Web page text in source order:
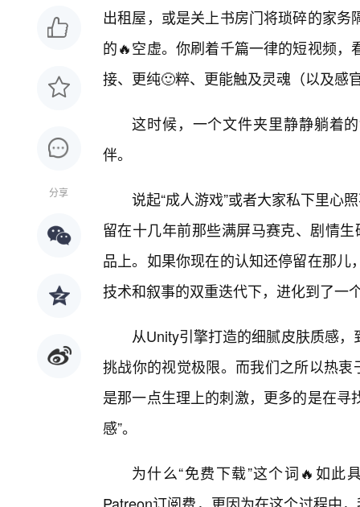
分享
出租屋，或是关上书房门将琐碎的家
的🔥空虚。你刷着千篇一律的短视频
接、更纯🙂粹、更能触及灵魂（以及感
这时候，一个文件夹里静静躺着
伴。
说起“成人游戏”或者大家私下里心
留在十几年前那些满屏马赛克、剧情
品上。如果你现在的认知还停留在那
技术和叙事的双重迭代下，进化到了一
从Unity引擎打造的细腻皮肤质感
挑战你的视觉极限。而我们之所以热
是那一点生理上的刺激，更多的是在寻
感”。
为什么“免费下载”这个词🔥如此